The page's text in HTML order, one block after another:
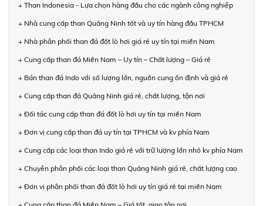
+ Than Indonesia - Lựa chọn hàng đầu cho các ngành công nghiệp
+ Nhà cung cấp than Quảng Ninh tốt và uy tín hàng đầu TPHCM
+ Nhà phân phối than đá đốt lò hơi giá rẻ uy tín tại miền Nam
+ Cung cấp than đá Miền Nam – Uy tín – Chất lượng – Giá rẻ
+ Bán than đá Indo với số lượng lớn, nguồn cung ổn định và giá rẻ
+ Cung cấp than đá Quảng Ninh giá rẻ, chất lượng, tận nơi
+ Đối tác cung cấp than đá đốt lò hơi uy tín tại miền Nam
+ Đơn vị cung cấp than đá uy tín tại TPHCM và kv phía Nam
+ Cung cấp các loại than Indo giá rẻ với trữ lượng lớn nhỏ kv phía Nam
+ Chuyên phân phối các loại than Quảng Ninh giá rẻ, chất lượng cao
+ Đơn vị phân phối than đá đốt lò hơi uy tín giá rẻ tại miền Nam